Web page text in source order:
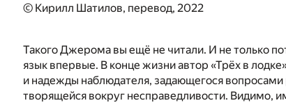
© Кирилл Шатилов, перевод, 2022
Такого Джерома вы ещё не читали. И не только
язык впервые. В конце жизни автор «Трёх в
и надежды наблюдателя, задающегося
творящейся вокруг несправедливости. Видимо,